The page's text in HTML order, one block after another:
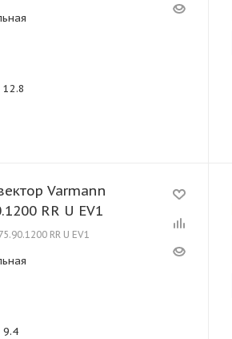
12.8
Varmann
RR U EV1
RR U EV1
9.4